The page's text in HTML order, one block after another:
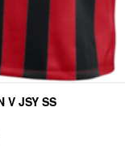
V JSY SS